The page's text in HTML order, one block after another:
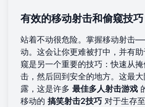
有效的移动射击和偷窥技巧
站着不动很危险。掌握移动射击
动。这会让你更难被打中，并有
窥是另一个重要的技巧：快速从
击，然后回到安全的地方。这最
露，这是许多 最佳多人射击游戏
移动的 搞笑射击2技巧 对于生存